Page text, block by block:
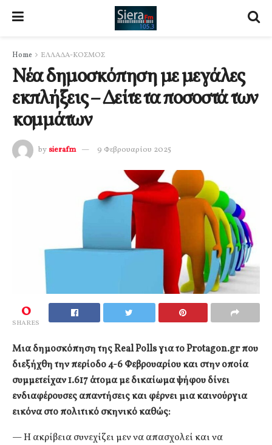
Home ΕΛΛΑΔΑ-ΚΟΣΜΟΣ
Νέα δημοσκόπηση με μεγάλες
εκπλήξεις – Δείτε τα ποσοστά των
κομμάτων
by sierafm 9 Φεβρουαρίου 2025
0
SHARES
Μια δημοσκόπηση της Real Polls για το Protagon.gr που
διεξήχθη την περίοδο 4-6 Φεβρουαρίου και στην οποία
συμμετείχαν 1.617 άτομα με δικαίωμα ψήφου δίνει
ενδιαφέρουσες απαντήσεις και φέρνει μια καινούργια
εικόνα στο πολιτικό σκηνικό καθώς:
— Η ακρίβεια συνεχίζει μεν να απασχολεί και να